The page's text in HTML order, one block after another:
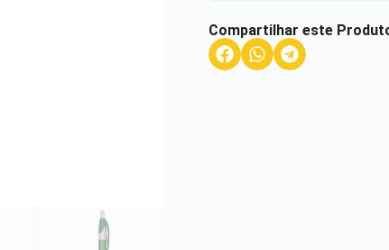
Compartilhar este